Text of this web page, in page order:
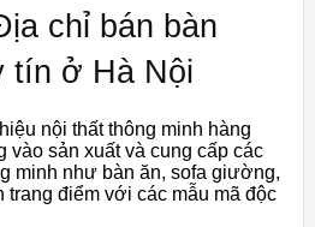
chỉ bán bàn
tín ở Hà Nội
nội thất thông minh hàng
vào sản xuất và cung cấp các
minh như bàn ăn, sofa giường,
trang điểm với các mẫu mã độc